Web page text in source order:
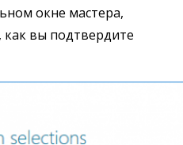
окне мастера,
вы подтвердите